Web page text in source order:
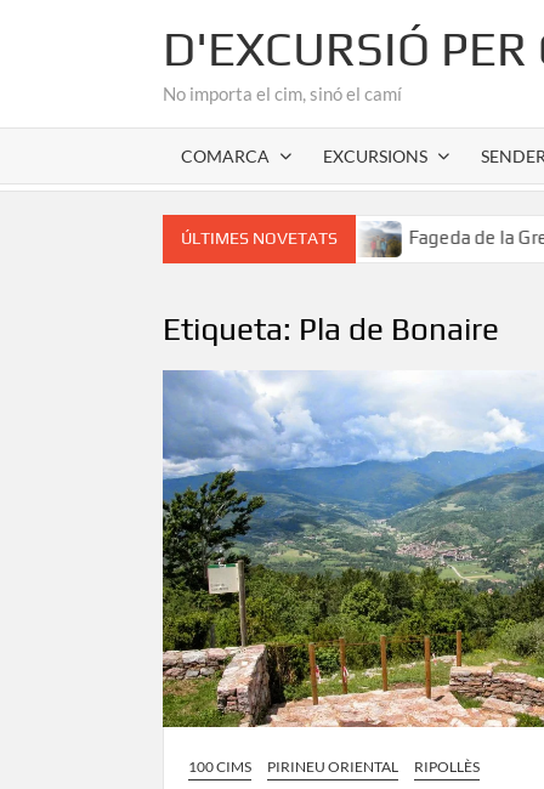
D'EXCURSIÓ
No importa el cim, sinó el camí
COMARCA EXCURSIONS
ÚLTIMES NOVETATS
cor romànic de l’Alta Garrotxa Fageda de la
Etiqueta: Pla de Bonaire
100 CIMS PIRINEU ORIENTAL RIPOLLÈS